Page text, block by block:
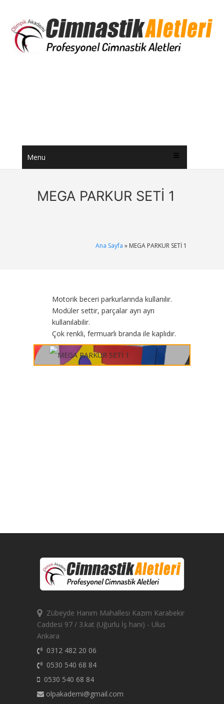
Menu
MEGA PARKUR SETİ 1
Ana Sayfa » MEGA PARKUR SETİ 1
Motorik beceri parkurlarında kullanılır.
Modüler settir, parçalar ayrı ayrı
kullanılabilir.
Çok renkli, fermuarlı branda ile kaplıdır.
Zübeyde Hanım Mahallesi Kazım Karabekir
Caddesi 97 / 3.kat (Uğurlu İş hanı) - Ulus
Ankara
0312 482 20 06
0530 540 68 84
0530 540 68 84
olpakademi@gmail.com